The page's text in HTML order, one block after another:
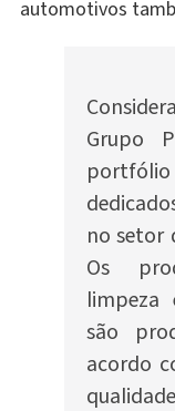
automotivos
Grupo
no setor
Os
limpeza
são
acordo